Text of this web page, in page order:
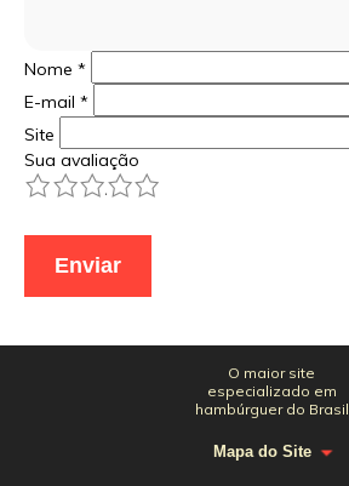
Nome *
E-mail *
Site
Sua avaliação
5
4
3
2
O maior site
especializado em
hambúrguer do Brasil
Mapa do Site